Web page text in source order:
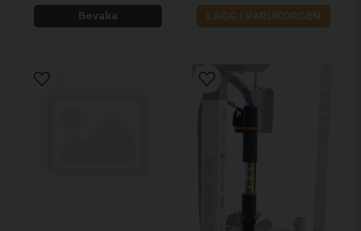
Bevaka LÄGG I VARUKORGEN